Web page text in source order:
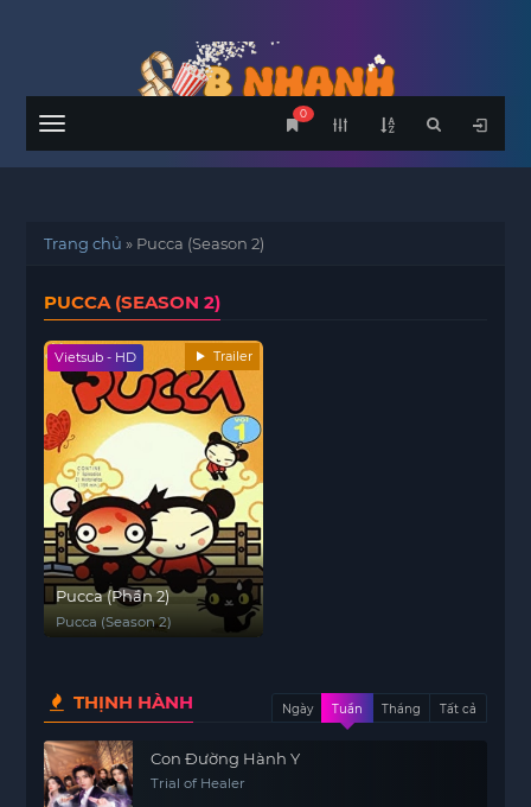
Menu
0
Trang chủ » Pucca (Season 2)
PUCCA (SEASON 2)
Vietsub - HD Trailer
Pucca (Phần 2)
Pucca (Season 2)
THỊNH HÀNH Ngày Tuần Tháng Tất cả
Con Đường Hành Y
Trial of Healer